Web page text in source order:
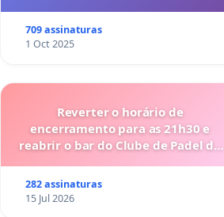
709 assinaturas
1 Oct 2025
Reverter o horário de
encerramento para as 21h30 e
reabrir o bar do Clube de Padel de
282 assinaturas
15 Jul 2026